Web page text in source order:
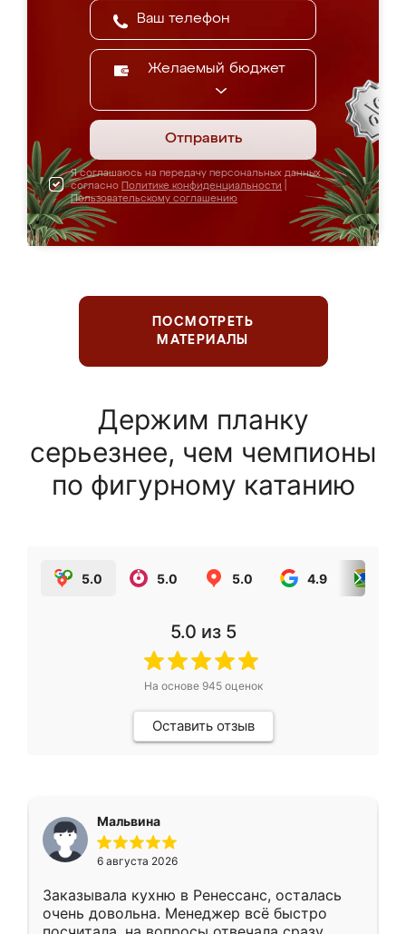
Желаемый бюджет
Отправить
Я соглашаюсь на передачу персональных данных
согласно Политике конфиденциальности
Пользовательскому соглашению
ПОСМОТРЕТЬ
МАТЕРИАЛЫ
Держим планку
серьезнее, чем чемпионы
по фигурному катанию
5.0 5.0 5.0 4.9
5.0 из 5
На основе 945оценок
Оставить отзыв
Мальвина
6 августа 2026
Заказывала кухню в Ренессанс, осталась
очень довольна. Менеджер всё быстро